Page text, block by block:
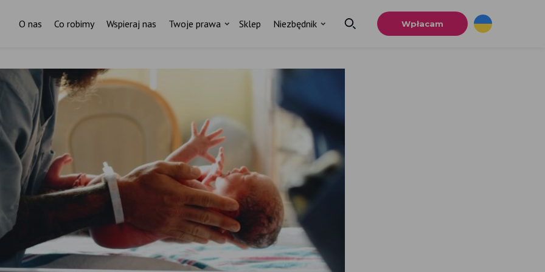
O nas Co robimy Wspieraj nas Twoje prawa Sklep Niezbędnik Wpłacam